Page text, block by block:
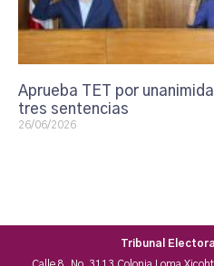
Aprueba TET por
tres sentencias
26/06/2026
Tribunal